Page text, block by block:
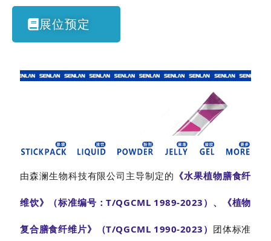
展位预定
由森澜生物科技有限公司主导制定的 《水果植物膳食纤
维饮》（标准编号：T/QGCML 1989-2023）、《植物
复合膳食纤维片》（T/QGCML 1990-2023） 团体标准